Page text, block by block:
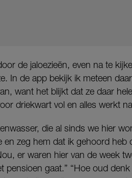
de jaloezieën, even na te
In de app bekijk ik meteen
want het blijkt dat ze daar
driekwart vol en alles werkt
die al sinds we hier
zeg hem dat ik gehoord heb
er waren hier van de week
gaat.” “Hoe oud